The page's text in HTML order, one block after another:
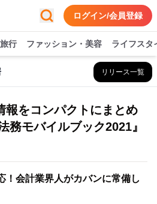
ログイン/会員登録
旅行 ファッション・美容 ライフスタ
リリース一覧
報をコンパクトにまとめ
モバイルブック2021』
！会計業界人がカバンに常備し